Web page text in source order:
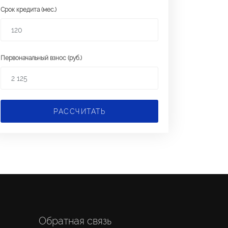
Срок кредита (мес.)
Первоначальный взнос (руб.)
РАССЧИТАТЬ
Обратная связь